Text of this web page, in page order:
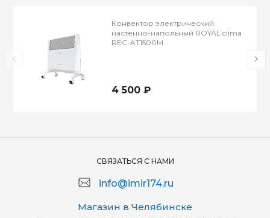
Конвектор электрический
настенно-напольный ROYAL clima
REC-AT1500M
4 500 ₽
СВЯЗАТЬСЯ С НАМИ
info@imir174.ru
Магазин в Челябинске